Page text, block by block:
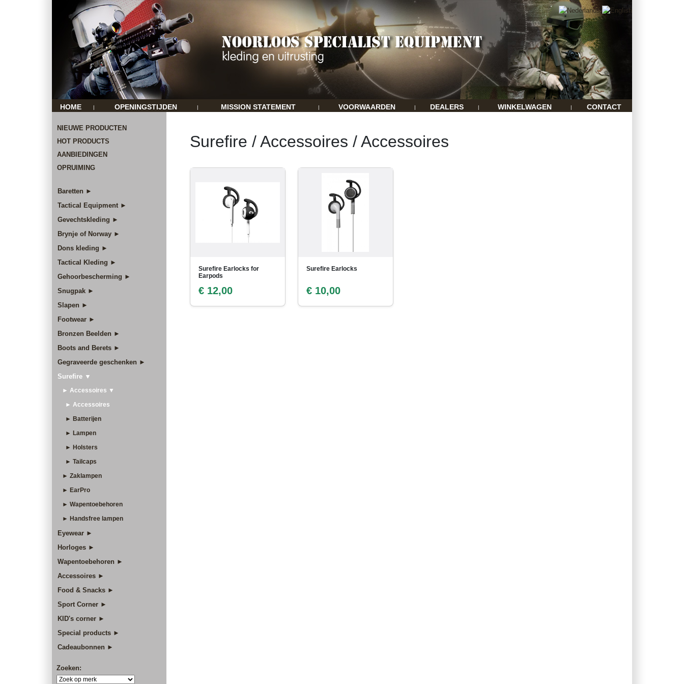
HOME | OPENINGSTIJDEN | MISSION STATEMENT | VOORWAARDEN | DEALERS | WINKELWAGEN | CONTACT
NIEUWE PRODUCTEN
HOT PRODUCTS
AANBIEDINGEN
OPRUIMING
Baretten ►
Tactical Equipment ►
Gevechtskleding ►
Brynje of Norway ►
Dons kleding ►
Tactical Kleding ►
Gehoorbescherming ►
Snugpak ►
Slapen ►
Footwear ►
Bronzen Beelden ►
Boots and Berets ►
Gegraveerde geschenken ►
Surefire ▼
► Accessoires ▼
► Accessoires
► Batterijen
► Lampen
► Holsters
► Tailcaps
► Zaklampen
► EarPro
► Wapentoebehoren
► Handsfree lampen
Eyewear ►
Horloges ►
Wapentoebehoren ►
Accessoires ►
Food & Snacks ►
Sport Corner ►
KID's corner ►
Special products ►
Cadeaubonnen ►
Zoeken:
Surefire / Accessoires / Accessoires
Surefire Earlocks for
Earpods
€ 12,00
Surefire Earlocks
€ 10,00